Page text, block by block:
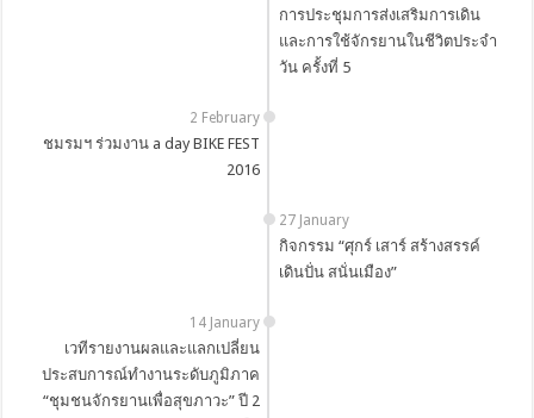
การประชุมการส่งเสริมการเดิน
และการใช้จักรยานในชีวิตประจำ
วัน ครั้งที่ 5
2 February
ชมรมฯ ร่วมงาน a day BIKE FEST
2016
27 January
กิจกรรม “ศุกร์ เสาร์ สร้างสรรค์
เดินปั่น สนั่นเมือง”
14 January
เวทีรายงานผลและแลกเปลี่ยน
ประสบการณ์ทำงานระดับภูมิภาค
“ชุมชนจักรยานเพื่อสุขภาวะ” ปี 2